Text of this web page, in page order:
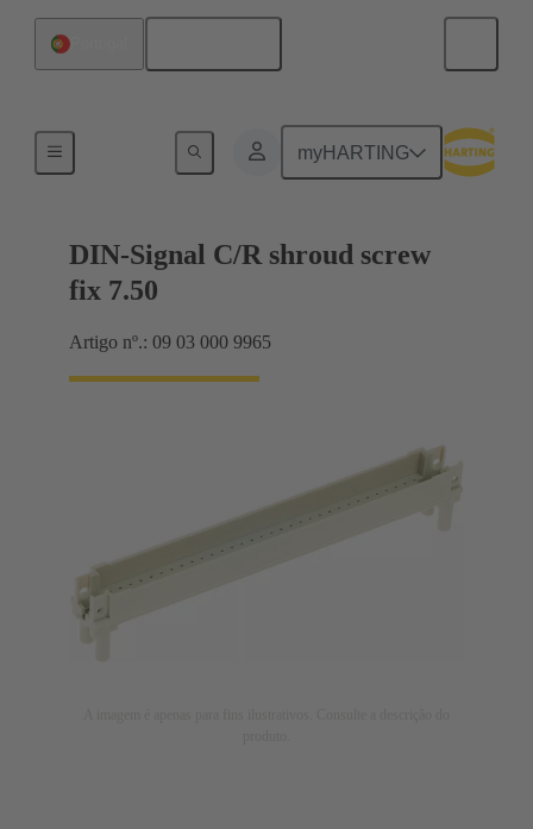
myHARTING
Motherboard to daughtercard connection
DIN-Signal C/R shroud screw
fix 7.50
Artigo nº.: 09 03 000 9965